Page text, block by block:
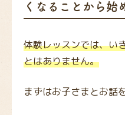
くなることから始
体験レッスンでは、い
とはありません。
まずはお子さまとお話